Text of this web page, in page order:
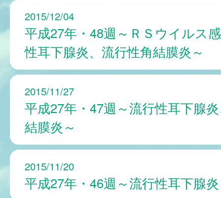
2015/12/04
平成27年・48週～ＲＳウイルス
性耳下腺炎、流行性角結膜炎～
2015/11/27
平成27年・47週～流行性耳下腺
結膜炎～
2015/11/20
平成27年・46週～流行性耳下腺